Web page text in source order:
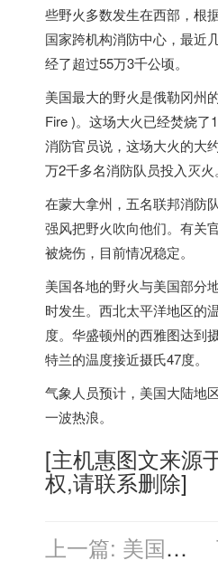
些野火多数发生在西部，根
国家跨机构消防中心，最近
经了超过55万3千公顷。
美国最大的野火是俄勒冈州
Fire )。这场大火已经焚烧了
消防官员说，这场大火的大
万2千多名消防队员投入灭火。
在蒙大拿州，五名联邦消防
强风把野火吹向他们。有关
被烧伤，目前情况稳定。
美国各地的野火与美国部分
时发生。西北太平洋地区的
度。华盛顿州的西雅图达到
特兰的温度接近摄氏47度。
气象人员预计， 美国大陆地
一波热浪。
[主机惠图文来源
权,请联系删除]
上一篇: 美国等